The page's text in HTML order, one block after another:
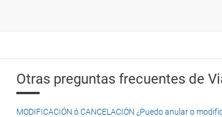
Otras preguntas frecuentes de
MODIFICACIÓN ó CANCELACIÓN ¿Puedo anular o